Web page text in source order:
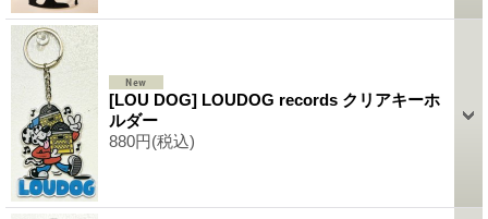
[LOU DOG] LOUDOG records クリアキーホ
ルダー
880円(税込)